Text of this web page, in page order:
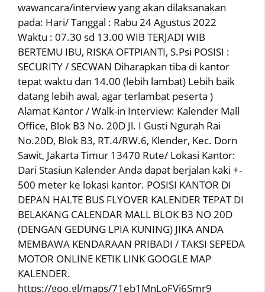
wawancara/interview yang akan dilaksanakan
pada: Hari/ Tanggal : Rabu 24 Agustus 2022
Waktu : 07.30 sd 13.00 WIB TERJADI WIB
BERTEMU IBU, RISKA OFTPIANTI, S.Psi POSISI :
SECURITY / SECWAN Diharapkan tiba di kantor
tepat waktu dan 14.00 (lebih lambat) Lebih baik
datang lebih awal, agar terlambat peserta )
Alamat Kantor / Walk-in Interview: Kalender Mall
Office, Blok B3 No. 20D Jl. I Gusti Ngurah Rai
No.20D, Blok B3, RT.4/RW.6, Klender, Kec. Dorn
Sawit, Jakarta Timur 13470 Rute/ Lokasi Kantor:
Dari Stasiun Kalender Anda dapat berjalan kaki +-
500 meter ke lokasi kantor. POSISI KANTOR DI
DEPAN HALTE BUS FLYOVER KALENDER TEPAT DI
BELAKANG CALENDAR MALL BLOK B3 NO 20D
(DENGAN GEDUNG LPIA KUNING) JIKA ANDA
MEMBAWA KENDARAAN PRIBADI / TAKSI SEPEDA
MOTOR ONLINE KETIK LINK GOOGLE MAP
KALENDER.
https://goo.gl/maps/71eb1MnLoFVi6Smr9